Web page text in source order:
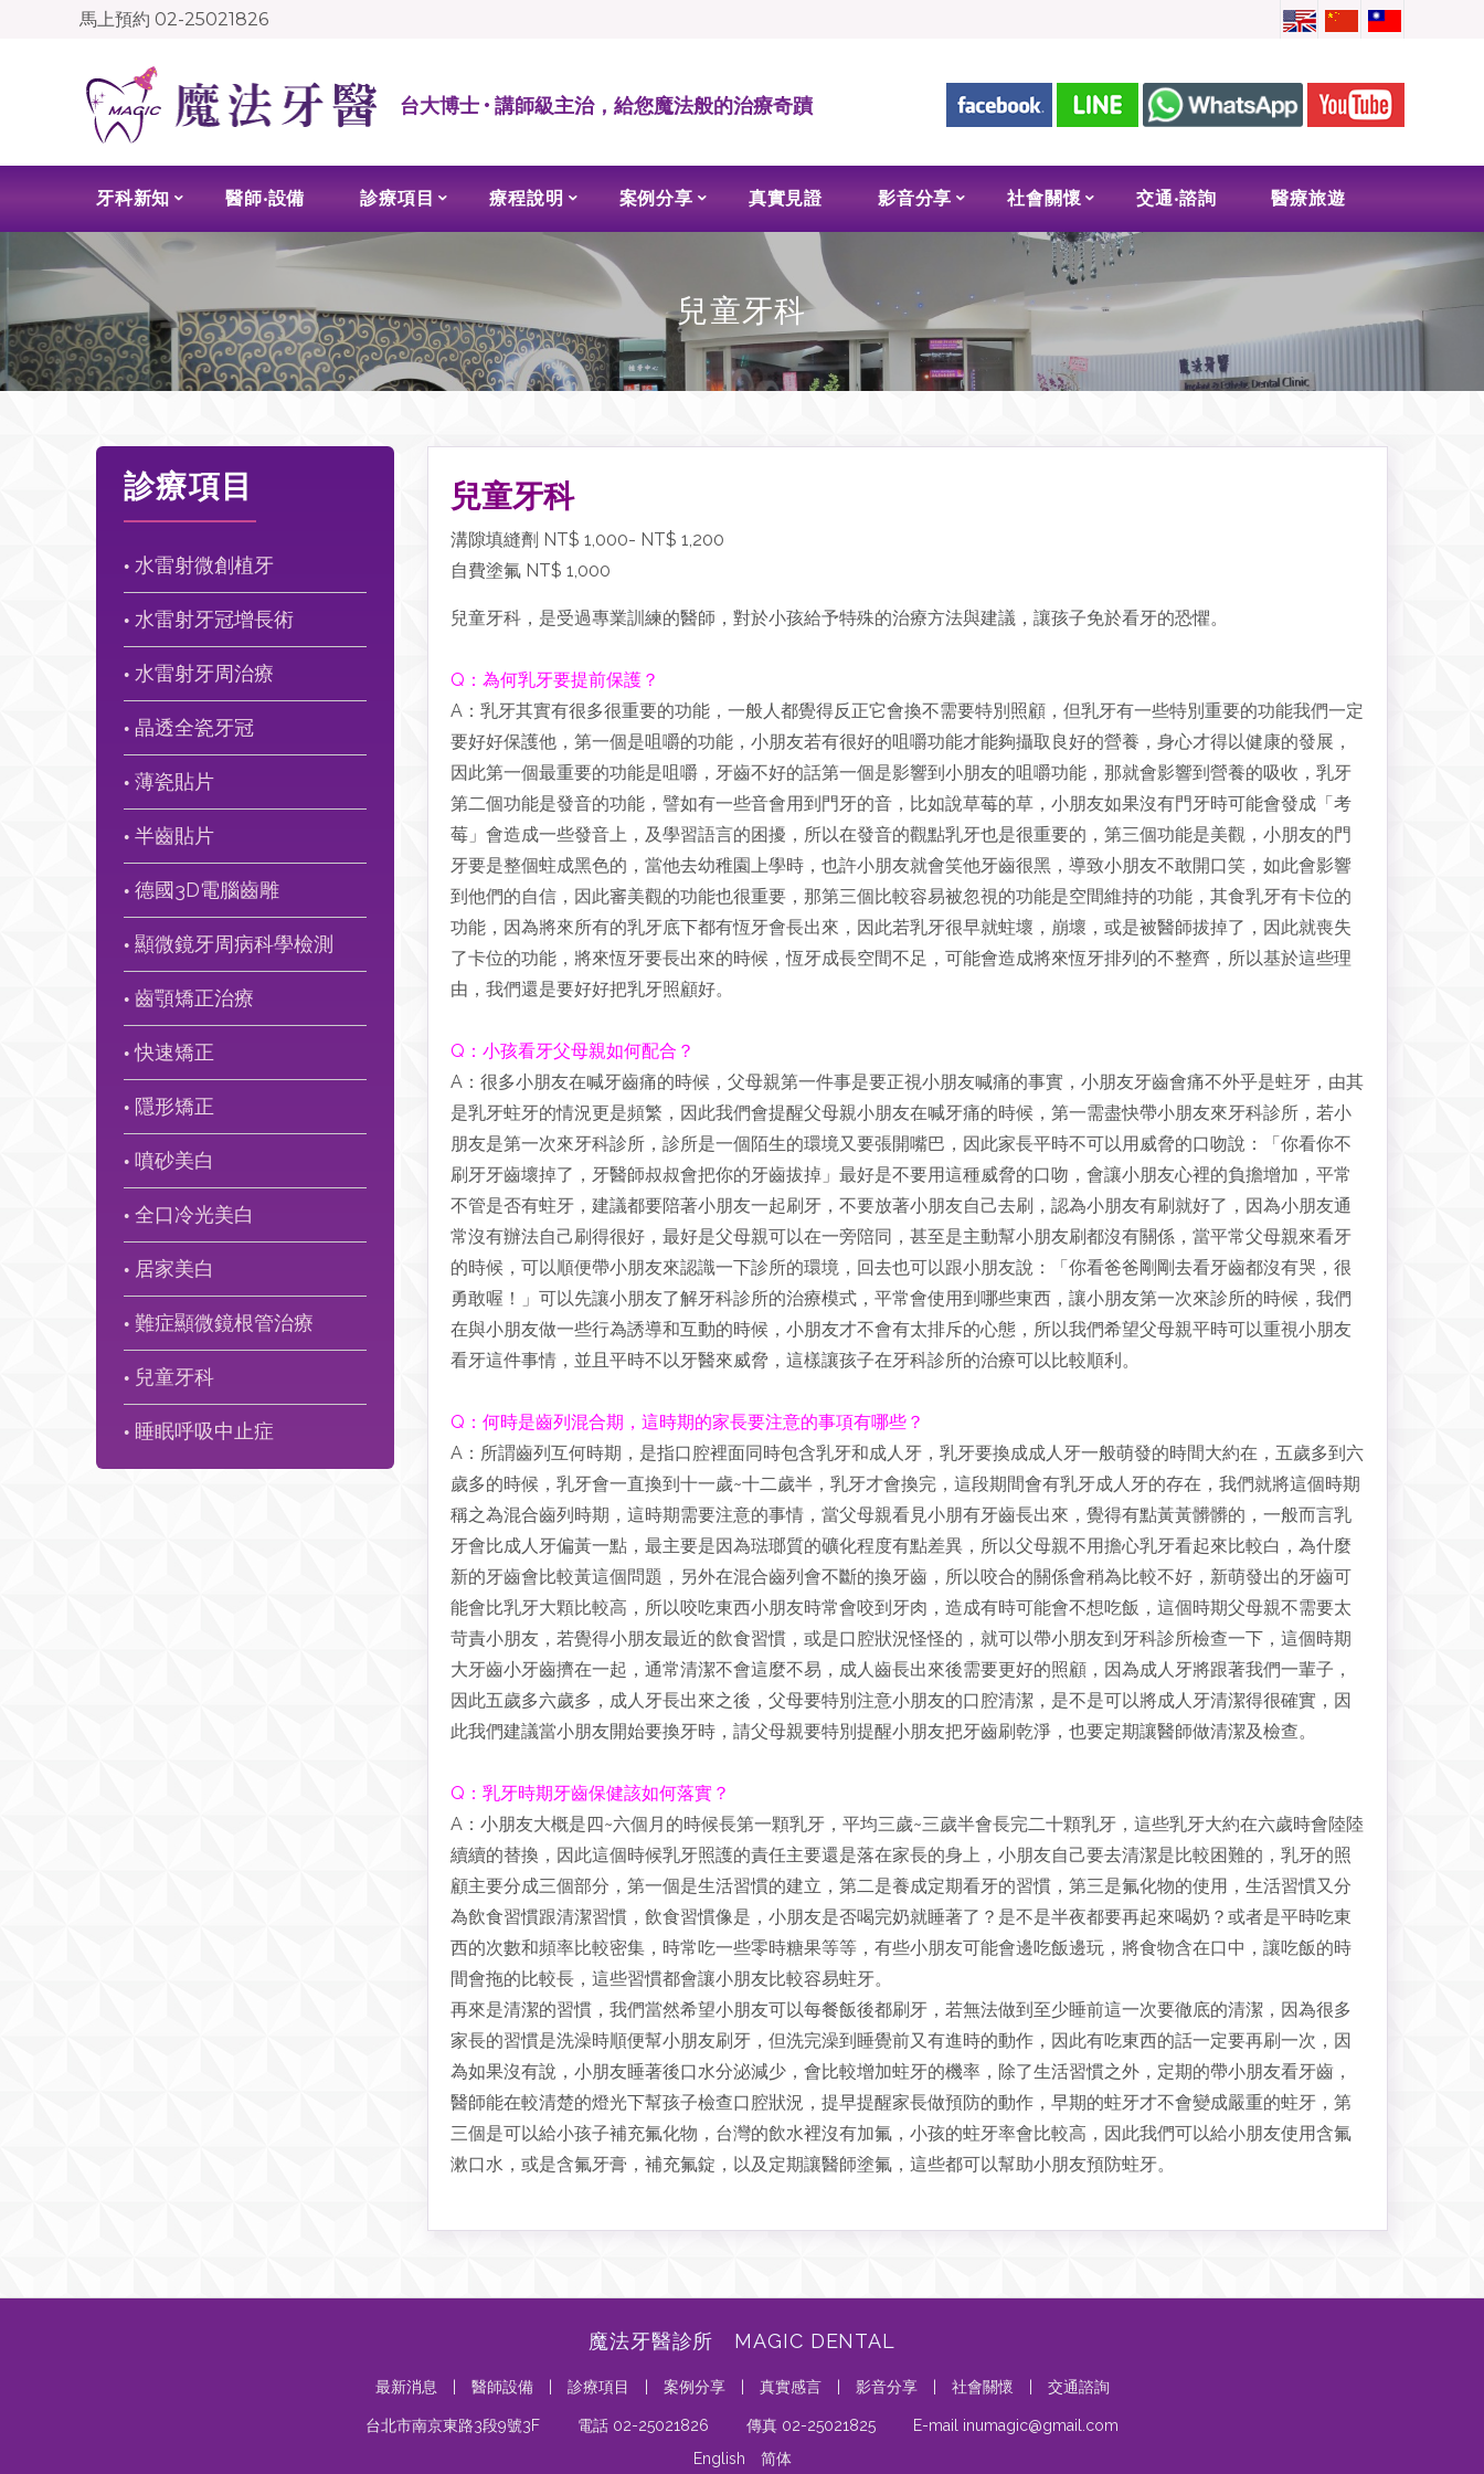
馬上預約 02-25021826
台大博士 • 講師級主治，給您魔法般的治療奇蹟
牙科新知 醫師‧設備 診療項目 療程說明 案例分享 真實見證 影音分享 社會關懷 交通‧諮詢 醫療旅遊
兒童牙科
診療項目
● 水雷射微創植牙
● 水雷射牙冠增長術
● 水雷射牙周治療
● 晶透全瓷牙冠
● 薄瓷貼片
● 半齒貼片
● 德國3D電腦齒雕
● 顯微鏡牙周病科學檢測
● 齒顎矯正治療
● 快速矯正
● 隱形矯正
● 噴砂美白
● 全口冷光美白
● 居家美白
● 難症顯微鏡根管治療
● 兒童牙科
● 睡眠呼吸中止症
兒童牙科
溝隙填縫劑 NT$ 1,000- NT$ 1,200
自費塗氟 NT$ 1,000
兒童牙科，是受過專業訓練的醫師，對於小孩給予特殊的治療方法與建議，讓孩子免於看牙的恐懼。
Q：為何乳牙要提前保護？
A：乳牙其實有很多很重要的功能，一般人都覺得反正它會換不需要特別照顧，但乳牙有一些特別重要的功能我們一定
要好好保護他，第一個是咀嚼的功能，小朋友若有很好的咀嚼功能才能夠攝取良好的營養，身心才得以健康的發展，
因此第一個最重要的功能是咀嚼，牙齒不好的話第一個是影響到小朋友的咀嚼功能，那就會影響到營養的吸收，乳牙
第二個功能是發音的功能，譬如有一些音會用到門牙的音，比如說草莓的草，小朋友如果沒有門牙時可能會發成「考
莓」會造成一些發音上，及學習語言的困擾，所以在發音的觀點乳牙也是很重要的，第三個功能是美觀，小朋友的門
牙要是整個蛀成黑色的，當他去幼稚園上學時，也許小朋友就會笑他牙齒很黑，導致小朋友不敢開口笑，如此會影響
到他們的自信，因此審美觀的功能也很重要，那第三個比較容易被忽視的功能是空間維持的功能，其食乳牙有卡位的
功能，因為將來所有的乳牙底下都有恆牙會長出來，因此若乳牙很早就蛀壞，崩壞，或是被醫師拔掉了，因此就喪失
了卡位的功能，將來恆牙要長出來的時候，恆牙成長空間不足，可能會造成將來恆牙排列的不整齊，所以基於這些理
由，我們還是要好好把乳牙照顧好。
Q：小孩看牙父母親如何配合？
A：很多小朋友在喊牙齒痛的時候，父母親第一件事是要正視小朋友喊痛的事實，小朋友牙齒會痛不外乎是蛀牙，由其
是乳牙蛀牙的情況更是頻繁，因此我們會提醒父母親小朋友在喊牙痛的時候，第一需盡快帶小朋友來牙科診所，若小
朋友是第一次來牙科診所，診所是一個陌生的環境又要張開嘴巴，因此家長平時不可以用威脅的口吻說：「你看你不
刷牙牙齒壞掉了，牙醫師叔叔會把你的牙齒拔掉」最好是不要用這種威脅的口吻，會讓小朋友心裡的負擔增加，平常
不管是否有蛀牙，建議都要陪著小朋友一起刷牙，不要放著小朋友自己去刷，認為小朋友有刷就好了，因為小朋友通
常沒有辦法自己刷得很好，最好是父母親可以在一旁陪同，甚至是主動幫小朋友刷都沒有關係，當平常父母親來看牙
的時候，可以順便帶小朋友來認識一下診所的環境，回去也可以跟小朋友說：「你看爸爸剛剛去看牙齒都沒有哭，很
勇敢喔！」可以先讓小朋友了解牙科診所的治療模式，平常會使用到哪些東西，讓小朋友第一次來診所的時候，我們
在與小朋友做一些行為誘導和互動的時候，小朋友才不會有太排斥的心態，所以我們希望父母親平時可以重視小朋友
看牙這件事情，並且平時不以牙醫來威脅，這樣讓孩子在牙科診所的治療可以比較順利。
Q：何時是齒列混合期，這時期的家長要注意的事項有哪些？
A：所謂齒列互何時期，是指口腔裡面同時包含乳牙和成人牙，乳牙要換成成人牙一般萌發的時間大約在，五歲多到六
歲多的時候，乳牙會一直換到十一歲~十二歲半，乳牙才會換完，這段期間會有乳牙成人牙的存在，我們就將這個時期
稱之為混合齒列時期，這時期需要注意的事情，當父母親看見小朋有牙齒長出來，覺得有點黃黃髒髒的，一般而言乳
牙會比成人牙偏黃一點，最主要是因為琺瑯質的礦化程度有點差異，所以父母親不用擔心乳牙看起來比較白，為什麼
新的牙齒會比較黃這個問題，另外在混合齒列會不斷的換牙齒，所以咬合的關係會稍為比較不好，新萌發出的牙齒可
能會比乳牙大顆比較高，所以咬吃東西小朋友時常會咬到牙肉，造成有時可能會不想吃飯，這個時期父母親不需要太
苛責小朋友，若覺得小朋友最近的飲食習慣，或是口腔狀況怪怪的，就可以帶小朋友到牙科診所檢查一下，這個時期
大牙齒小牙齒擠在一起，通常清潔不會這麼不易，成人齒長出來後需要更好的照顧，因為成人牙將跟著我們一輩子，
因此五歲多六歲多，成人牙長出來之後，父母要特別注意小朋友的口腔清潔，是不是可以將成人牙清潔得很確實，因
此我們建議當小朋友開始要換牙時，請父母親要特別提醒小朋友把牙齒刷乾淨，也要定期讓醫師做清潔及檢查。
Q：乳牙時期牙齒保健該如何落實？
A：小朋友大概是四~六個月的時候長第一顆乳牙，平均三歲~三歲半會長完二十顆乳牙，這些乳牙大約在六歲時會陸陸
續續的替換，因此這個時候乳牙照護的責任主要還是落在家長的身上，小朋友自己要去清潔是比較困難的，乳牙的照
顧主要分成三個部分，第一個是生活習慣的建立，第二是養成定期看牙的習慣，第三是氟化物的使用，生活習慣又分
為飲食習慣跟清潔習慣，飲食習慣像是，小朋友是否喝完奶就睡著了？是不是半夜都要再起來喝奶？或者是平時吃東
西的次數和頻率比較密集，時常吃一些零時糖果等等，有些小朋友可能會邊吃飯邊玩，將食物含在口中，讓吃飯的時
間會拖的比較長，這些習慣都會讓小朋友比較容易蛀牙。
再來是清潔的習慣，我們當然希望小朋友可以每餐飯後都刷牙，若無法做到至少睡前這一次要徹底的清潔，因為很多
家長的習慣是洗澡時順便幫小朋友刷牙，但洗完澡到睡覺前又有進時的動作，因此有吃東西的話一定要再刷一次，因
為如果沒有說，小朋友睡著後口水分泌減少，會比較增加蛀牙的機率，除了生活習慣之外，定期的帶小朋友看牙齒，
醫師能在較清楚的燈光下幫孩子檢查口腔狀況，提早提醒家長做預防的動作，早期的蛀牙才不會變成嚴重的蛀牙，第
三個是可以給小孩子補充氟化物，台灣的飲水裡沒有加氟，小孩的蛀牙率會比較高，因此我們可以給小朋友使用含氟
漱口水，或是含氟牙膏，補充氟錠，以及定期讓醫師塗氟，這些都可以幫助小朋友預防蛀牙。
魔法牙醫診所 MAGIC DENTAL
最新消息 醫師設備| 診療項目 案例分享| 真實感言| 影音分享| 社會關懷 交通諮詢
台北市南京東路3段9號3F 電話 02-25021826 傳真 02-25021825
E-mail inumagic@gmail.com
English
简体